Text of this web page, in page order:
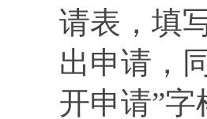
请表，填
出申请，
开申请”字